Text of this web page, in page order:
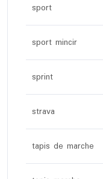
sport
sport mincir
sprint
strava
tapis de marche